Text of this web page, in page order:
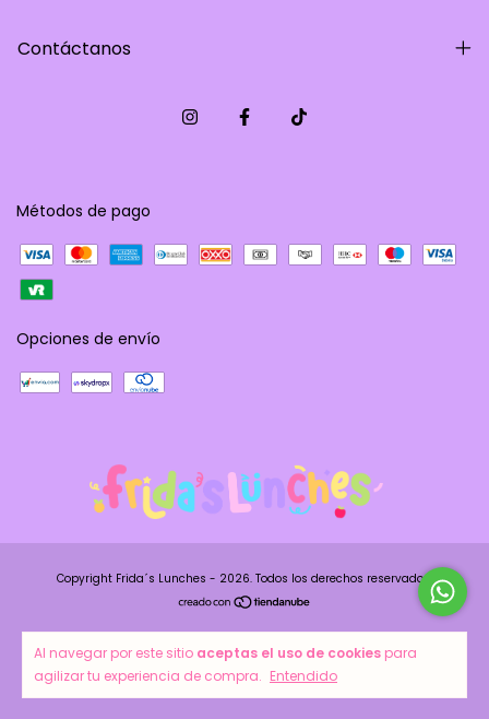
Al navegar por este sitio aceptas el uso de cookies para
agilizar tu experiencia de compra. Entendido
Contáctanos
Métodos de pago
Opciones de envío
Copyright Frida´s Lunches - 2026. Todos los derechos reservados.